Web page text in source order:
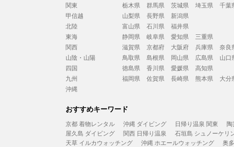
関東
栃木県 群馬県 茨城県 埼玉県 千葉
甲信越
山梨県 長野県
新潟県
北陸
富山県 石川県
福井県
東海
静岡県 岐阜県 愛知県
三重県
関西
滋賀県 京都府 大阪府 兵庫県 奈良
山陰・山陽
鳥取県 島根県 岡山県 広島県
山口
四国
徳島県 香川県 愛媛県
高知県
九州
福岡県 佐賀県 長崎県 熊本県 大分
沖縄
おすすめキーワード
京都 着物レンタル 沖縄 ダイビング 日帰り温泉 関東 陶
屋久島 ダイビング
関西 日帰り温泉 石垣島 シュノーケリ
天草 イルカウォッチング
沖縄 ホエールウォッチング 奥